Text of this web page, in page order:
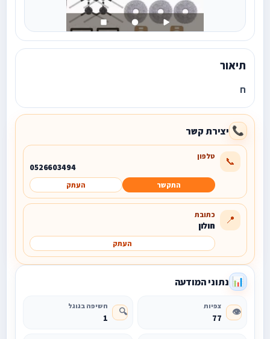
תיאור
ח
📞 יצירת קשר
📞 טלפון
0526603494
התקשר העתק
📍 כתובת
חולון
העתק
📊 נתוני המודעה
👁️ צפיות
77
🔍 חשיפה בגוגל
1